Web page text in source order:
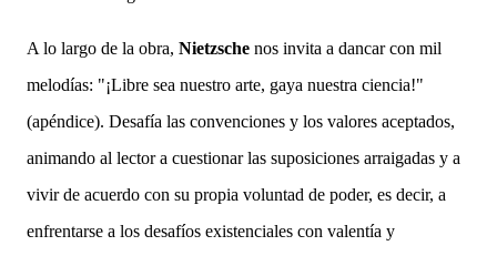
A lo largo de la obra, Nietzsche nos invita a dancar con mil
melodías: "¡Libre sea nuestro arte, gaya nuestra ciencia!"
(apéndice). Desafía las convenciones y los valores aceptados,
animando al lector a cuestionar las suposiciones arraigadas y a
vivir de acuerdo con su propia voluntad de poder, es decir, a
enfrentarse a los desafíos existenciales con valentía y